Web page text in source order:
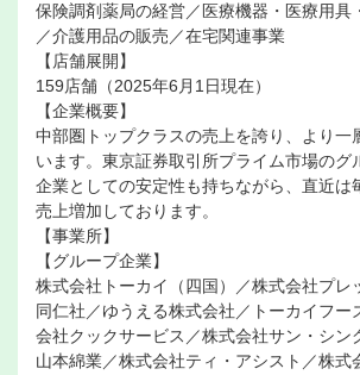
保険調剤薬局の経営／医療機器・医療用具
／介護用品の販売／在宅関連事業
【店舗展開】
159店舗（2025年6月1日現在）
【企業概要】
中部圏トップクラスの売上を誇り、より一
います。東京証券取引所プライム市場のグ
企業としての安定性も持ちながら、直近は
売上増加しております。
【事業所】
【グループ企業】
株式会社トーカイ（四国）／株式会社プレ
同仁社／ゆうえる株式会社／トーカイフー
会社クックサービス／株式会社サン・シン
山本綿業／株式会社ティ・アシスト／株式